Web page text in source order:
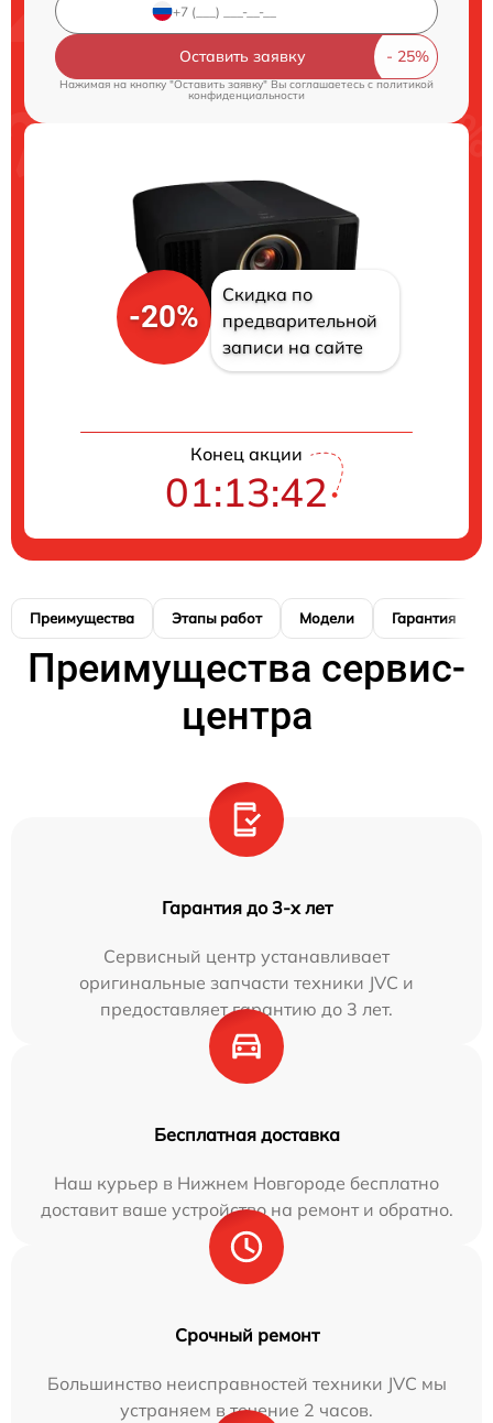
Оставить заявку
Нажимая на кнопку "Оставить заявку" Вы соглашаетесь cполитикой
конфиденциальности
-20%
Скидка по
предварительной
записи на сайте
Конец акции
01:13:41
Преимущества Этапы работ Модели Гарантия
Преимущества сервис-
центра
Гарантия до 3-х лет
Сервисный центр устанавливает
оригинальные запчасти техники JVC и
предоставляет гарантию до 3 лет.
Бесплатная доставка
Наш курьер в Нижнем Новгороде бесплатно
доставит ваше устройство на ремонт и обратно.
Срочный ремонт
Большинство неисправностей техники JVC мы
устраняем в течение 2 часов.